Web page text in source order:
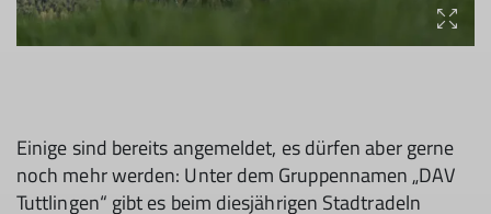
Einige sind bereits angemeldet, es dürfen aber gerne
noch mehr werden: Unter dem Gruppennamen „DAV
Tuttlingen“ gibt es beim diesjährigen Stadtradeln